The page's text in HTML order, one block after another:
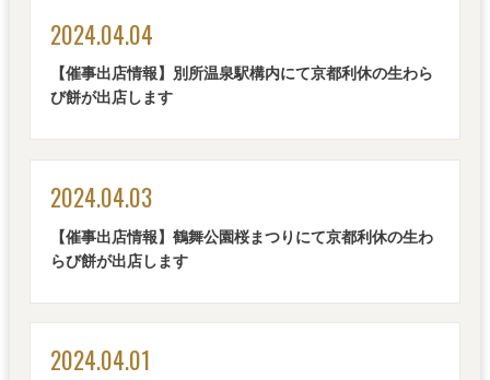
2024.04.04
【催事出店情報】別所温泉駅構内にて京都利休の生わら
び餅が出店します
2024.04.03
【催事出店情報】鶴舞公園桜まつりにて京都利休の生わ
らび餅が出店します
2024.04.01